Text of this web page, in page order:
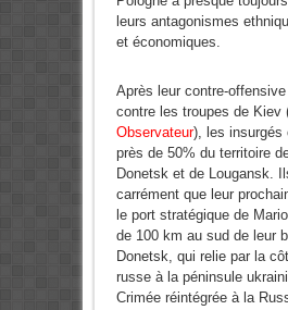
leurs antagonismes
et économiques.
Après leur contre-
contre les troupes de Kiev
Observateur), les insurgés
près de 50% du territoire
Donetsk et de Lougansk.
carrément que leur
le port stratégique de
de 100 km au sud de leur
Donetsk, qui relie par la
russe à la péninsule
Crimée réintégrée à la